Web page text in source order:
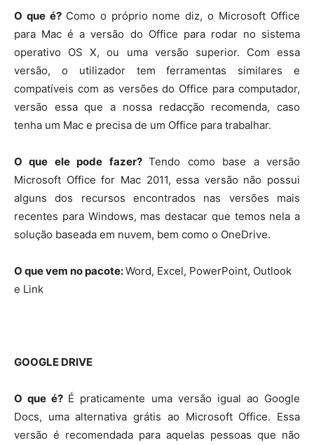
O que é? Como o próprio nome diz, o Microsoft Office
para Mac é a versão do Office para rodar no sistema
operativo OS X, ou uma versão superior. Com essa
versão, o utilizador tem ferramentas similares e
compatíveis com as versões do Office para computador,
versão essa que a nossa redacção recomenda, caso
tenha um Mac e precisa de um Office para trabalhar.
O que ele pode fazer?Tendo como base a versão
Microsoft Office for Mac 2011, essa versão não possui
alguns dos recursos encontrados nas versões mais
recentes para Windows, mas destacar que temos nela a
solução baseada em nuvem, bem como o OneDrive.
O que vem no pacote:Word, Excel, PowerPoint, Outlook
e Link
GOOGLE DRIVE
O que é? É praticamente uma versão igual ao Google
Docs, uma alternativa grátis ao Microsoft Office. Essa
versão é recomendada para aquelas pessoas que não